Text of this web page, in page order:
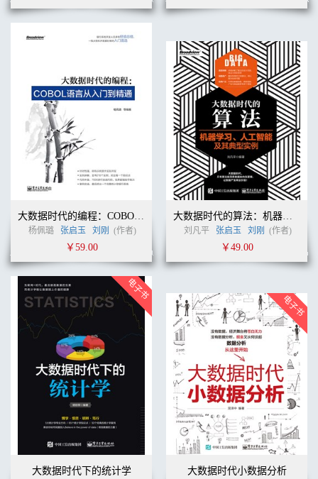
大数据时代的编程：COBOL语言从入门到精通
杨佩璐 张启玉 刘刚 (作者)
￥59.00
大数据时代的算法：机器学习、人工智能及其典型实例
刘凡平 张启玉 刘刚 (作者)
￥49.00
大数据时代下的统计学 大数据时代小数据分析